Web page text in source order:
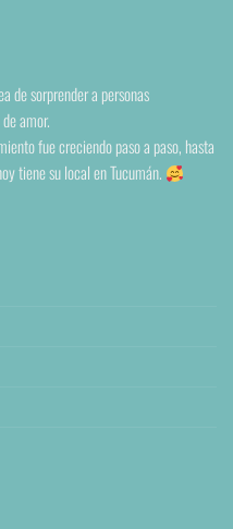
de sorprender a personas
amor.
fue creciendo paso a paso, hasta
tiene su local en Tucumán.